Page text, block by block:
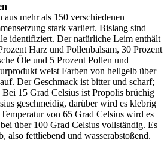
mehr als 150 verschiedenen
stark variiert. Bislang sind
identifiziert. Der natürliche Leim enthält
Harz und Pollenbalsam, 30 Prozent
Öle und 5 Prozent Pollen und
weist Farben von hellgelb über
Der Geschmack ist bitter und scharf;
15 Grad Celsius ist Propolis brüchig
geschmeidig, darüber wird es klebrig
von 65 Grad Celsius wird es
über 100 Grad Celsius vollständig. Es
also fettliebend und wasserabstoßend.